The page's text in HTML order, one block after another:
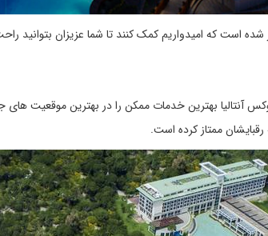
شده است که امیدواریم کمک کنند تا شما عزیزان بتوانید
است. هتل های لوکس آنتالیا بهترین خدمات ممکن را در
ممتاز کرده است.